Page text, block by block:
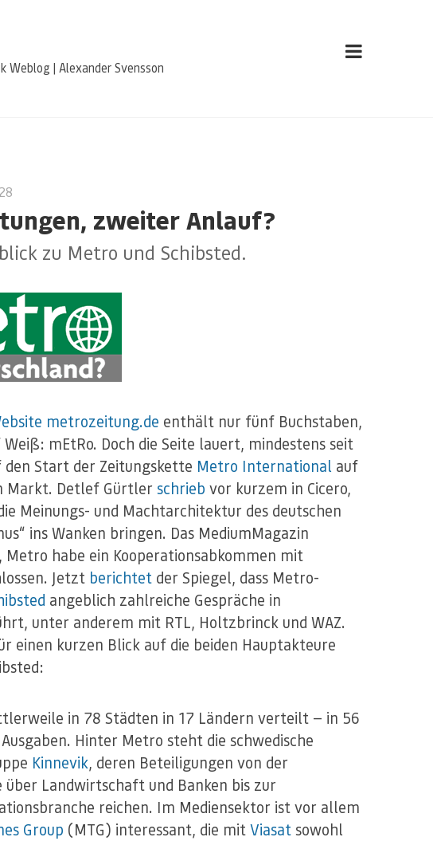
Weblog | Alexander Svensson
zweiter Anlauf?
zu Metro und Schibsted.
metrozeitung.de enthält nur fünf Buchstaben,
mEtRo. Doch die Seite lauert, mindestens seit
den Start der Zeitungskette Metro International auf
Markt. Detlef Gürtler schrieb vor kurzem in Cicero,
Meinungs- und Machtarchitektur des deutschen
ins Wanken bringen. Das MediumMagazin
Metro habe ein Kooperationsabkommen mit
Jetzt berichtet der Spiegel, dass Metro-
angeblich zahlreiche Gespräche in
unter anderem mit RTL, Holtzbrinck und WAZ.
einen kurzen Blick auf die beiden Hauptakteure
in 78 Städten in 17 Ländern verteilt — in 56
Hinter Metro steht die schwedische
Kinnevik, deren Beteiligungen von der
über Landwirtschaft und Banken bis zur
reichen. Im Mediensektor ist vor allem
Group (MTG) interessant, die mit Viasat sowohl